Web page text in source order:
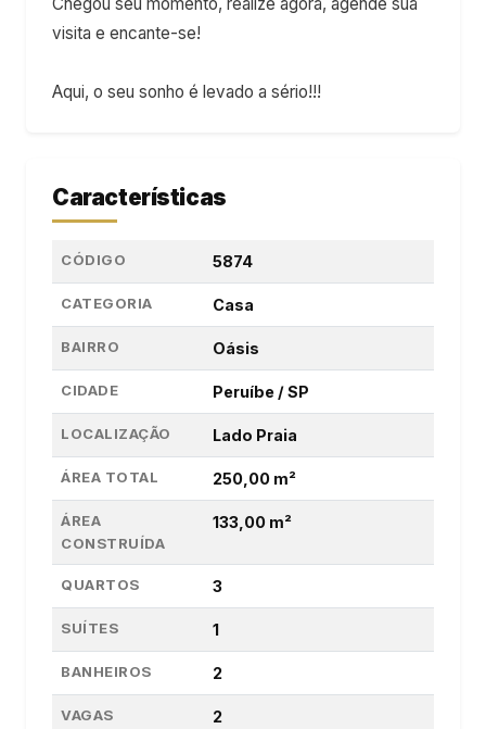
visita e encante-se!
Aqui, o seu sonho é levado a sério!!!
Características
CÓDIGO 5874
CATEGORIA Casa
BAIRRO Oásis
CIDADE Peruíbe / SP
LOCALIZAÇÃO Lado Praia
ÁREA TOTAL 250,00 m²
ÁREA
CONSTRUÍDA
133,00 m²
QUARTOS 3
SUÍTES 1
BANHEIROS 2
VAGAS 2